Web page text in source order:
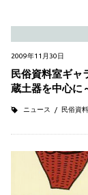
2009年11月30日
民俗資料室ギャ
蔵土器を中心に
ニュース 民俗資